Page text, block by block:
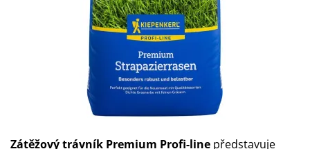
Zátěžový trávník Premium Profi-line představuje